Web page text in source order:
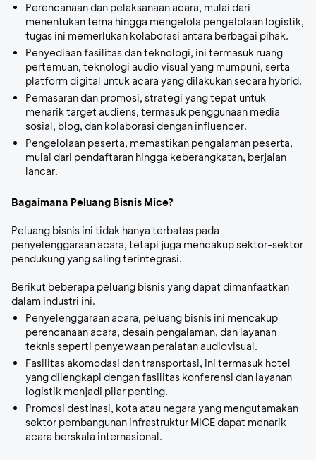
Perencanaan dan pelaksanaan acara, mulai dari
menentukan tema hingga mengelola pengelolaan logistik,
tugas ini memerlukan kolaborasi antara berbagai pihak.
Penyediaan fasilitas dan teknologi, ini termasuk ruang
pertemuan, teknologi audio visual yang mumpuni, serta
platform digital untuk acara yang dilakukan secara hybrid.
Pemasaran dan promosi, strategi yang tepat untuk
menarik target audiens, termasuk penggunaan media
sosial, blog, dan kolaborasi dengan influencer.
Pengelolaan peserta, memastikan pengalaman peserta,
mulai dari pendaftaran hingga keberangkatan, berjalan
lancar.
Bagaimana Peluang Bisnis Mice?
Peluang bisnis ini tidak hanya terbatas pada
penyelenggaraan acara, tetapi juga mencakup sektor-sektor
pendukung yang saling terintegrasi.
Berikut beberapa peluang bisnis yang dapat dimanfaatkan
dalam industri ini.
Penyelenggaraan acara, peluang bisnis ini mencakup
perencanaan acara, desain pengalaman, dan layanan
teknis seperti penyewaan peralatan audiovisual.
Fasilitas akomodasi dan transportasi, ini termasuk hotel
yang dilengkapi dengan fasilitas konferensi dan layanan
logistik menjadi pilar penting.
Promosi destinasi, kota atau negara yang mengutamakan
sektor pembangunan infrastruktur MICE dapat menarik
acara berskala internasional.